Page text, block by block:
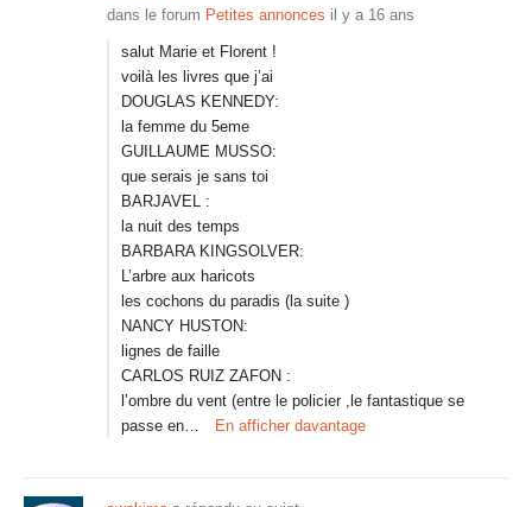
dans le forum Petites annonces il y a 16 ans
salut Marie et Florent !
voilà les livres que j’ai
DOUGLAS KENNEDY:
la femme du 5eme
GUILLAUME MUSSO:
que serais je sans toi
BARJAVEL :
la nuit des temps
BARBARA KINGSOLVER:
L’arbre aux haricots
les cochons du paradis (la suite )
NANCY HUSTON:
lignes de faille
CARLOS RUIZ ZAFON :
l’ombre du vent (entre le policier ,le fantastique se
passe en…
En afficher davantage